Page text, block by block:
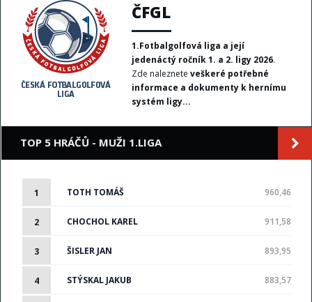
ČFGL
1.Fotbalgolfová liga a její
jedenáctý ročník 1. a 2. ligy 2026.
Zde naleznete veškeré potřebné
informace a dokumenty k hernímu
systém ligy...
TOP 5 HRÁČŮ - MUŽI 1.LIGA
1 TOTH TOMÁŠ 960,46
2 CHOCHOL KAREL 911,58
3 ŠISLER JAN 893,95
4 STÝSKAL JAKUB 883,57